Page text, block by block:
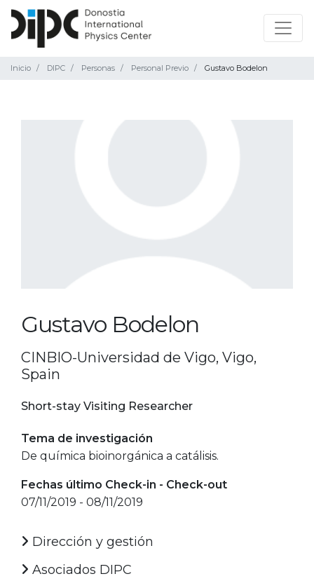
Inicio DIPC Personas Personal Previo Gustavo Bodelon
Gustavo Bodelon
CINBIO-Universidad de Vigo, Vigo,
Spain
Short-stay Visiting Researcher
Tema de investigación
De química bioinorgánica a catálisis.
Fechas último Check-in - Check-out
07/11/2019 - 08/11/2019
Dirección y gestión
Asociados DIPC